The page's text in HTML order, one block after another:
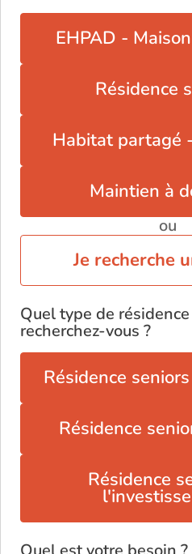
EHPAD -
Résidence
Habitat partagé
Maintien à
ou
Je recherche
Quel type de
recherchez-vous ?
Résidence
Résidence
Résidence